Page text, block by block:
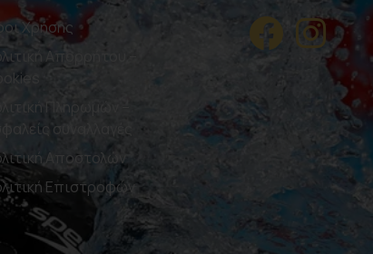
Χρήσης
Απορρήτου –
Πληρωμών –
συναλλαγές
Αποστολών
Επιστροφών